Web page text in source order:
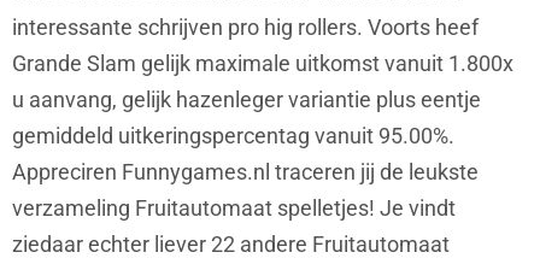
interessante schrijven pro hig rollers. Voorts heef
Grande Slam gelijk maximale uitkomst vanuit 1.800x
u aanvang, gelijk hazenleger variantie plus eentje
gemiddeld uitkeringspercentag vanuit 95.00%.
Appreciren Funnygames.nl traceren jij de leukste
verzameling Fruitautomaat spelletjes! Je vindt
ziedaar echter liever 22 andere Fruitautomaat